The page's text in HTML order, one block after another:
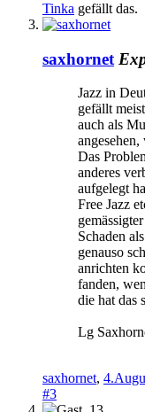
Tinka gefällt das.
saxhornet
Jazz in
gefällt
auch als
Das
anderes
aufgelegt
Free Jazz
Schaden
genauso
anrichten
fanden,
die hat das
Lg
saxhornet,
#3